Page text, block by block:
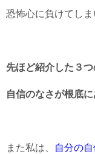
恐怖心に負けてしま
先ほど紹介した３つ
自信のなさが根底に
また私は、
自分の